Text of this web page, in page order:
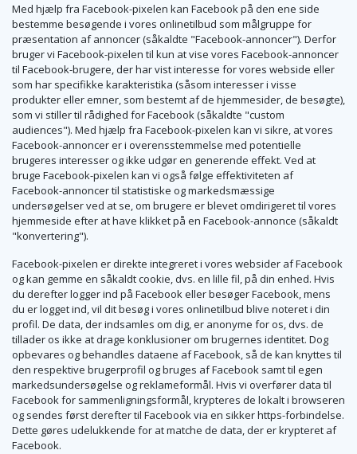
Med hjælp fra Facebook-pixelen kan Facebook på den ene side
bestemme besøgende i vores onlinetilbud som målgruppe for
præsentation af annoncer (såkaldte "Facebook-annoncer"). Derfor
bruger vi Facebook-pixelen til kun at vise vores Facebook-annoncer
til Facebook-brugere, der har vist interesse for vores webside eller
som har specifikke karakteristika (såsom interesser i visse
produkter eller emner, som bestemt af de hjemmesider, de besøgte),
som vi stiller til rådighed for Facebook (såkaldte "custom
audiences"). Med hjælp fra Facebook-pixelen kan vi sikre, at vores
Facebook-annoncer er i overensstemmelse med potentielle
brugeres interesser og ikke udgør en generende effekt. Ved at
bruge Facebook-pixelen kan vi også følge effektiviteten af
Facebook-annoncer til statistiske og markedsmæssige
undersøgelser ved at se, om brugere er blevet omdirigeret til vores
hjemmeside efter at have klikket på en Facebook-annonce (såkaldt
"konvertering").
Facebook-pixelen er direkte integreret i vores websider af Facebook
og kan gemme en såkaldt cookie, dvs. en lille fil, på din enhed. Hvis
du derefter logger ind på Facebook eller besøger Facebook, mens
du er logget ind, vil dit besøg i vores onlinetilbud blive noteret i din
profil. De data, der indsamles om dig, er anonyme for os, dvs. de
tillader os ikke at drage konklusioner om brugernes identitet. Dog
opbevares og behandles dataene af Facebook, så de kan knyttes til
den respektive brugerprofil og bruges af Facebook samt til egen
markedsundersøgelse og reklameformål. Hvis vi overfører data til
Facebook for sammenligningsformål, krypteres de lokalt i browseren
og sendes først derefter til Facebook via en sikker https-forbindelse.
Dette gøres udelukkende for at matche de data, der er krypteret af
Facebook.